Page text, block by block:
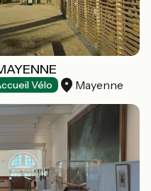
Vélo Mayenne